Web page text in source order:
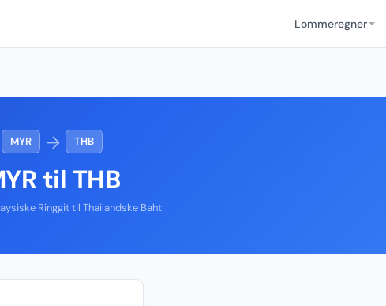
Lommeregner
MYR → THB
til THB
Ringgit til Thailandske Baht